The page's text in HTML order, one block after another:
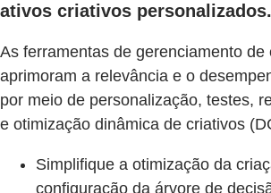
ativos criativos personalizados.
As ferramentas de gerenciamento de
aprimoram a relevância e o
por meio de personalização, testes,
e otimização dinâmica de criativos
Simplifique a otimização da
configuração da árvore de